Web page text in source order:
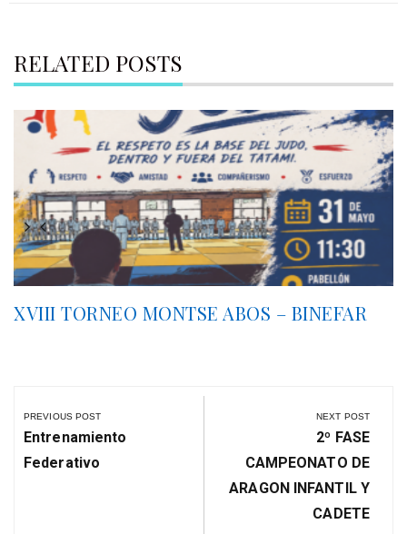
RELATED POSTS
XVIII TORNEO MONTSE ABOS – BINEFAR
de
entradas
PREVIOUS POST
Previous
Post:
Entrenamiento
Federativo
NEXT POST
Next
Post:
2º FASE
CAMPEONATO DE
ARAGON INFANTIL Y
CADETE